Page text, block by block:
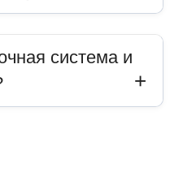
система и